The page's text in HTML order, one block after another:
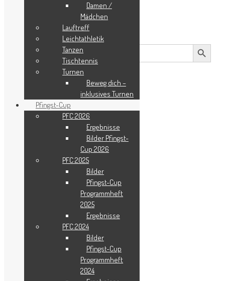
Search
Search Button
Damen /
Mädchen
Lauftreff
Leichtathletik
Tanzen
Tischtennis
Turnen
Beweg dich –
inklusives Turnen
Pfingst-Cup
PFC 2026
Ergebnisse
Bilder Pfingst-
Cup 2026
PFC 2025
Bilder
Pfingst-Cup
Programmheft
2025
Ergebnisse
PFC 2024
Bilder
Pfingst-Cup
Programmheft
2024